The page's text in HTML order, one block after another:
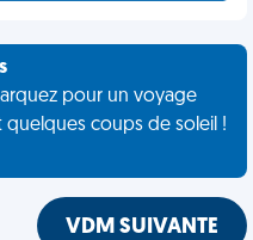
pour un voyage
quelques coups de soleil !
VDM SUIVANTE